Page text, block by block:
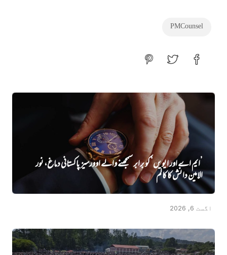
PM Counsel
’ایم اے اور ایویں‌‘ کو برابر سمجھنے والے اوورسیز پاکستانی دماغ، نور
الامین دانش کا کالم
اگست 6, 2026